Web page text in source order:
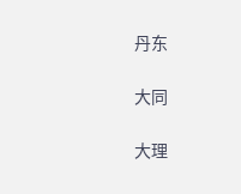
丹东
大同
大理